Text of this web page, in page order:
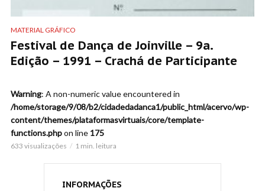
MATERIAL GRÁFICO
Festival de Dança de Joinville – 9a.
Edição – 1991 – Crachá de Participante
Warning: A non-numeric value encountered in
/home/storage/9/08/b2/cidadedadanca1/public_html/acervo/wp-
content/themes/plataformasvirtuais/core/template-
functions.phpon line 175
633 visualizações 1 min. leitura
INFORMAÇÕES